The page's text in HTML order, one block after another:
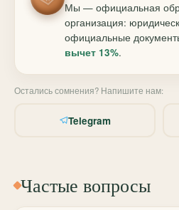
Мы — официальная
организация:
официальные
вычет 13%.
Остались сомнения? Напишите нам:
Telegram
Частые вопросы